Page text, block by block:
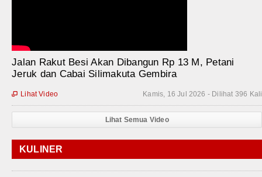
Jalan Rakut Besi Akan Dibangun Rp 13 M, Petani
Jeruk dan Cabai Silimakuta Gembira
Kamis, 16 Jul 2026 - Dilihat 396 Kali
 Lihat Video
Lihat Semua Video
KULINER